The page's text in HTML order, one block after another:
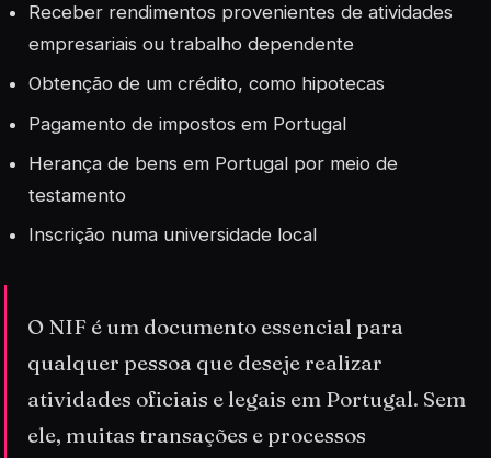
Receber rendimentos provenientes de atividades
empresariais ou trabalho dependente
Obtenção de um crédito, como hipotecas
Pagamento de impostos em Portugal
Herança de bens em Portugal por meio de
testamento
Inscrição numa universidade local
O NIF é um documento essencial para
qualquer pessoa que deseje realizar
atividades oficiais e legais em Portugal. Sem
ele, muitas transações e processos